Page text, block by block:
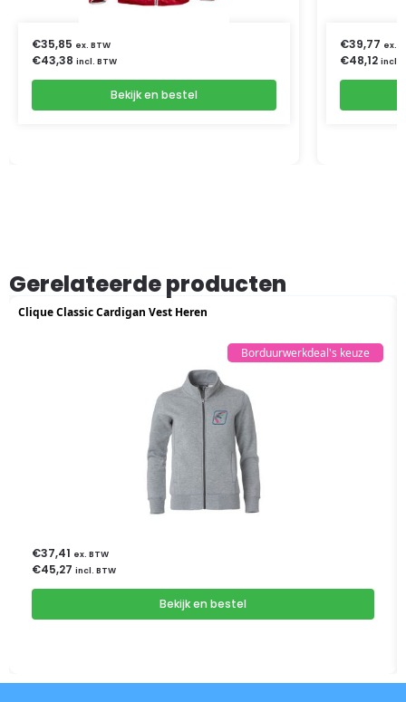
€35,85 ex. BTW
€43,38 incl. BTW
Bekijk en bestel
€39,77 ex.
€48,12 incl.
Gerelateerde producten
Clique Classic Cardigan Vest Heren
Borduurwerkdeal's keuze
€37,41 ex. BTW
€45,27 incl. BTW
Bekijk en bestel